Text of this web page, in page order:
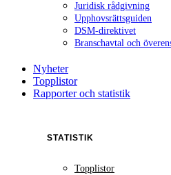
Juridisk rådgivning
Upphovsrättsguiden
DSM-direktivet
Branschavtal och
Nyheter
Topplistor
Rapporter och statistik
STATISTIK
Topplistor